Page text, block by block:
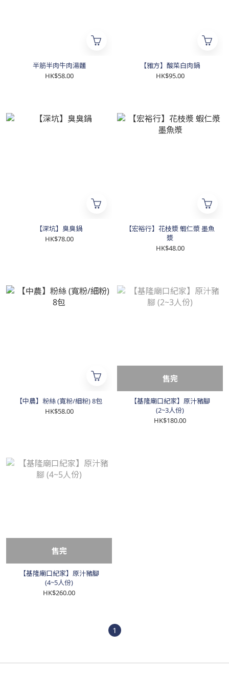
半筋半肉牛肉湯麵
HK$58.00
【雅方】酸菜白肉鍋
HK$95.00
【深坑】臭臭鍋
HK$78.00
【宏裕行】花枝漿 蝦仁漿 墨魚
漿
HK$48.00
【中農】粉絲 (寬粉/細粉) 8包
HK$58.00
售完
【基隆廟口紀家】原汁豬腳
(2~3人份)
HK$180.00
售完
【基隆廟口紀家】原汁豬腳
(4~5人份)
HK$260.00
1